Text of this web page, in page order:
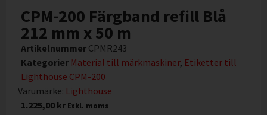
CPM-200 Färgband refill Blå
212 mm x 50 m
Artikelnummer CPMR243
Kategorier Material till märkmaskiner, Etiketter till
Lighthouse CPM-200
Varumärke: Lighthouse
1.225,00 kr Exkl. moms